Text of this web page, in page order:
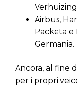
Airbus,
Packeta e
Germania.
Ancora, al fine
per i propri